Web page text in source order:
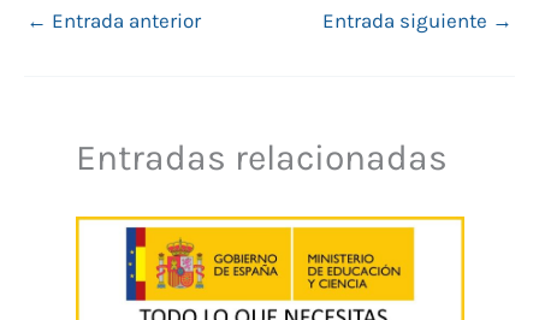
← Entrada anterior Entrada siguiente →
Entradas relacionadas